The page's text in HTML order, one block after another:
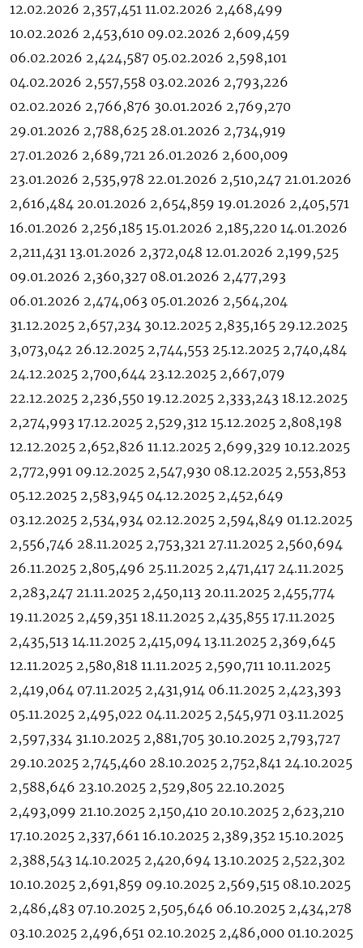
12.02.2026 2,357,451 11.02.2026 2,468,499
10.02.2026 2,453,610 09.02.2026 2,609,459
06.02.2026 2,424,587 05.02.2026 2,598,101
04.02.2026 2,557,558 03.02.2026 2,793,226
02.02.2026 2,766,876 30.01.2026 2,769,270
29.01.2026 2,788,625 28.01.2026 2,734,919
27.01.2026 2,689,721 26.01.2026 2,600,009
23.01.2026 2,535,978 22.01.2026 2,510,247 21.01.2026
2,616,484 20.01.2026 2,654,859 19.01.2026 2,405,571
16.01.2026 2,256,185 15.01.2026 2,185,220 14.01.2026
2,211,431 13.01.2026 2,372,048 12.01.2026 2,199,525
09.01.2026 2,360,327 08.01.2026 2,477,293
06.01.2026 2,474,063 05.01.2026 2,564,204
31.12.2025 2,657,234 30.12.2025 2,835,165 29.12.2025
3,073,042 26.12.2025 2,744,553 25.12.2025 2,740,484
24.12.2025 2,700,644 23.12.2025 2,667,079
22.12.2025 2,236,550 19.12.2025 2,333,243 18.12.2025
2,274,993 17.12.2025 2,529,312 15.12.2025 2,808,198
12.12.2025 2,652,826 11.12.2025 2,699,329 10.12.2025
2,772,991 09.12.2025 2,547,930 08.12.2025 2,553,853
05.12.2025 2,583,945 04.12.2025 2,452,649
03.12.2025 2,534,934 02.12.2025 2,594,849 01.12.2025
2,556,746 28.11.2025 2,753,321 27.11.2025 2,560,694
26.11.2025 2,805,496 25.11.2025 2,471,417 24.11.2025
2,283,247 21.11.2025 2,450,113 20.11.2025 2,455,774
19.11.2025 2,459,351 18.11.2025 2,435,855 17.11.2025
2,435,513 14.11.2025 2,415,094 13.11.2025 2,369,645
12.11.2025 2,580,818 11.11.2025 2,590,711 10.11.2025
2,419,064 07.11.2025 2,431,914 06.11.2025 2,423,393
05.11.2025 2,495,022 04.11.2025 2,545,971 03.11.2025
2,597,334 31.10.2025 2,881,705 30.10.2025 2,793,727
29.10.2025 2,745,460 28.10.2025 2,752,841 24.10.2025
2,588,646 23.10.2025 2,529,805 22.10.2025
2,493,099 21.10.2025 2,150,410 20.10.2025 2,623,210
17.10.2025 2,337,661 16.10.2025 2,389,352 15.10.2025
2,388,543 14.10.2025 2,420,694 13.10.2025 2,522,302
10.10.2025 2,691,859 09.10.2025 2,569,515 08.10.2025
2,486,483 07.10.2025 2,505,646 06.10.2025 2,434,278
03.10.2025 2,496,651 02.10.2025 2,486,000 01.10.2025